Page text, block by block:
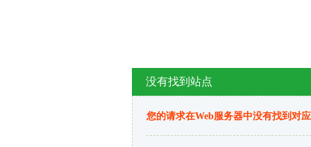
没有找到站点
您的请求在Web服务器中没有找到对